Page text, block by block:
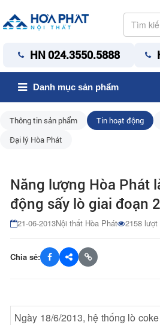
HN 024.3550.5888
Danh mục sản phẩm
Thông tin sản phẩm Tin hoạt động
Đại lý Hòa Phát
Năng lượng Hòa Phát
động sấy lò giai đoạn 2
21-06-2013Nội thất Hòa Phát 2158 lượt
Chia sẻ:
Ngày 18/6/2013, hệ thống lò